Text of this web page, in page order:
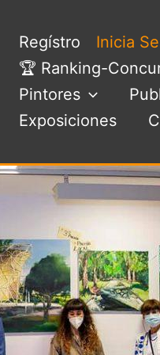
Regístro
Inicia
🏆 Ranking-
Pintores
Exposiciones